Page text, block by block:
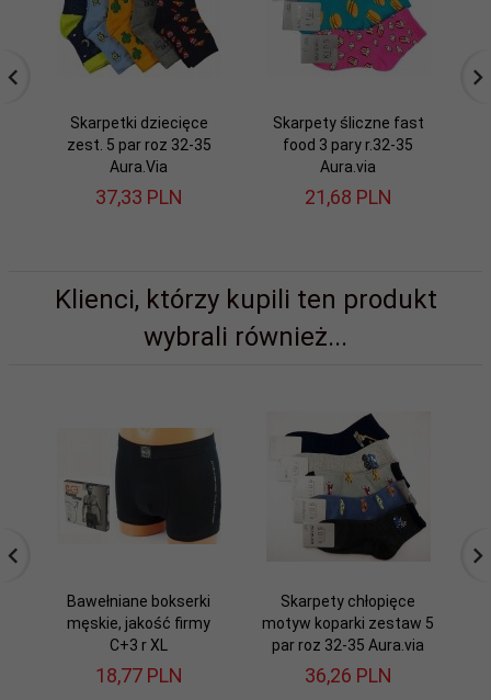
Skarpetki dziecięce
zest. 5 par roz 32-35
Aura.Via
37,33 PLN
Skarpety śliczne fast
food 3 pary r.32-35
Aura.via
21,68 PLN
Klienci, którzy kupili ten produkt
wybrali również...
Bawełniane bokserki
męskie, jakość firmy
C+3 r XL
18,77 PLN
Skarpety chłopięce
motyw koparki zestaw 5
par roz 32-35 Aura.via
36,26 PLN